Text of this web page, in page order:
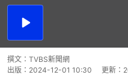
播
撰文： TVBS新聞網
出版： 2024-12-01 10:30 更新：